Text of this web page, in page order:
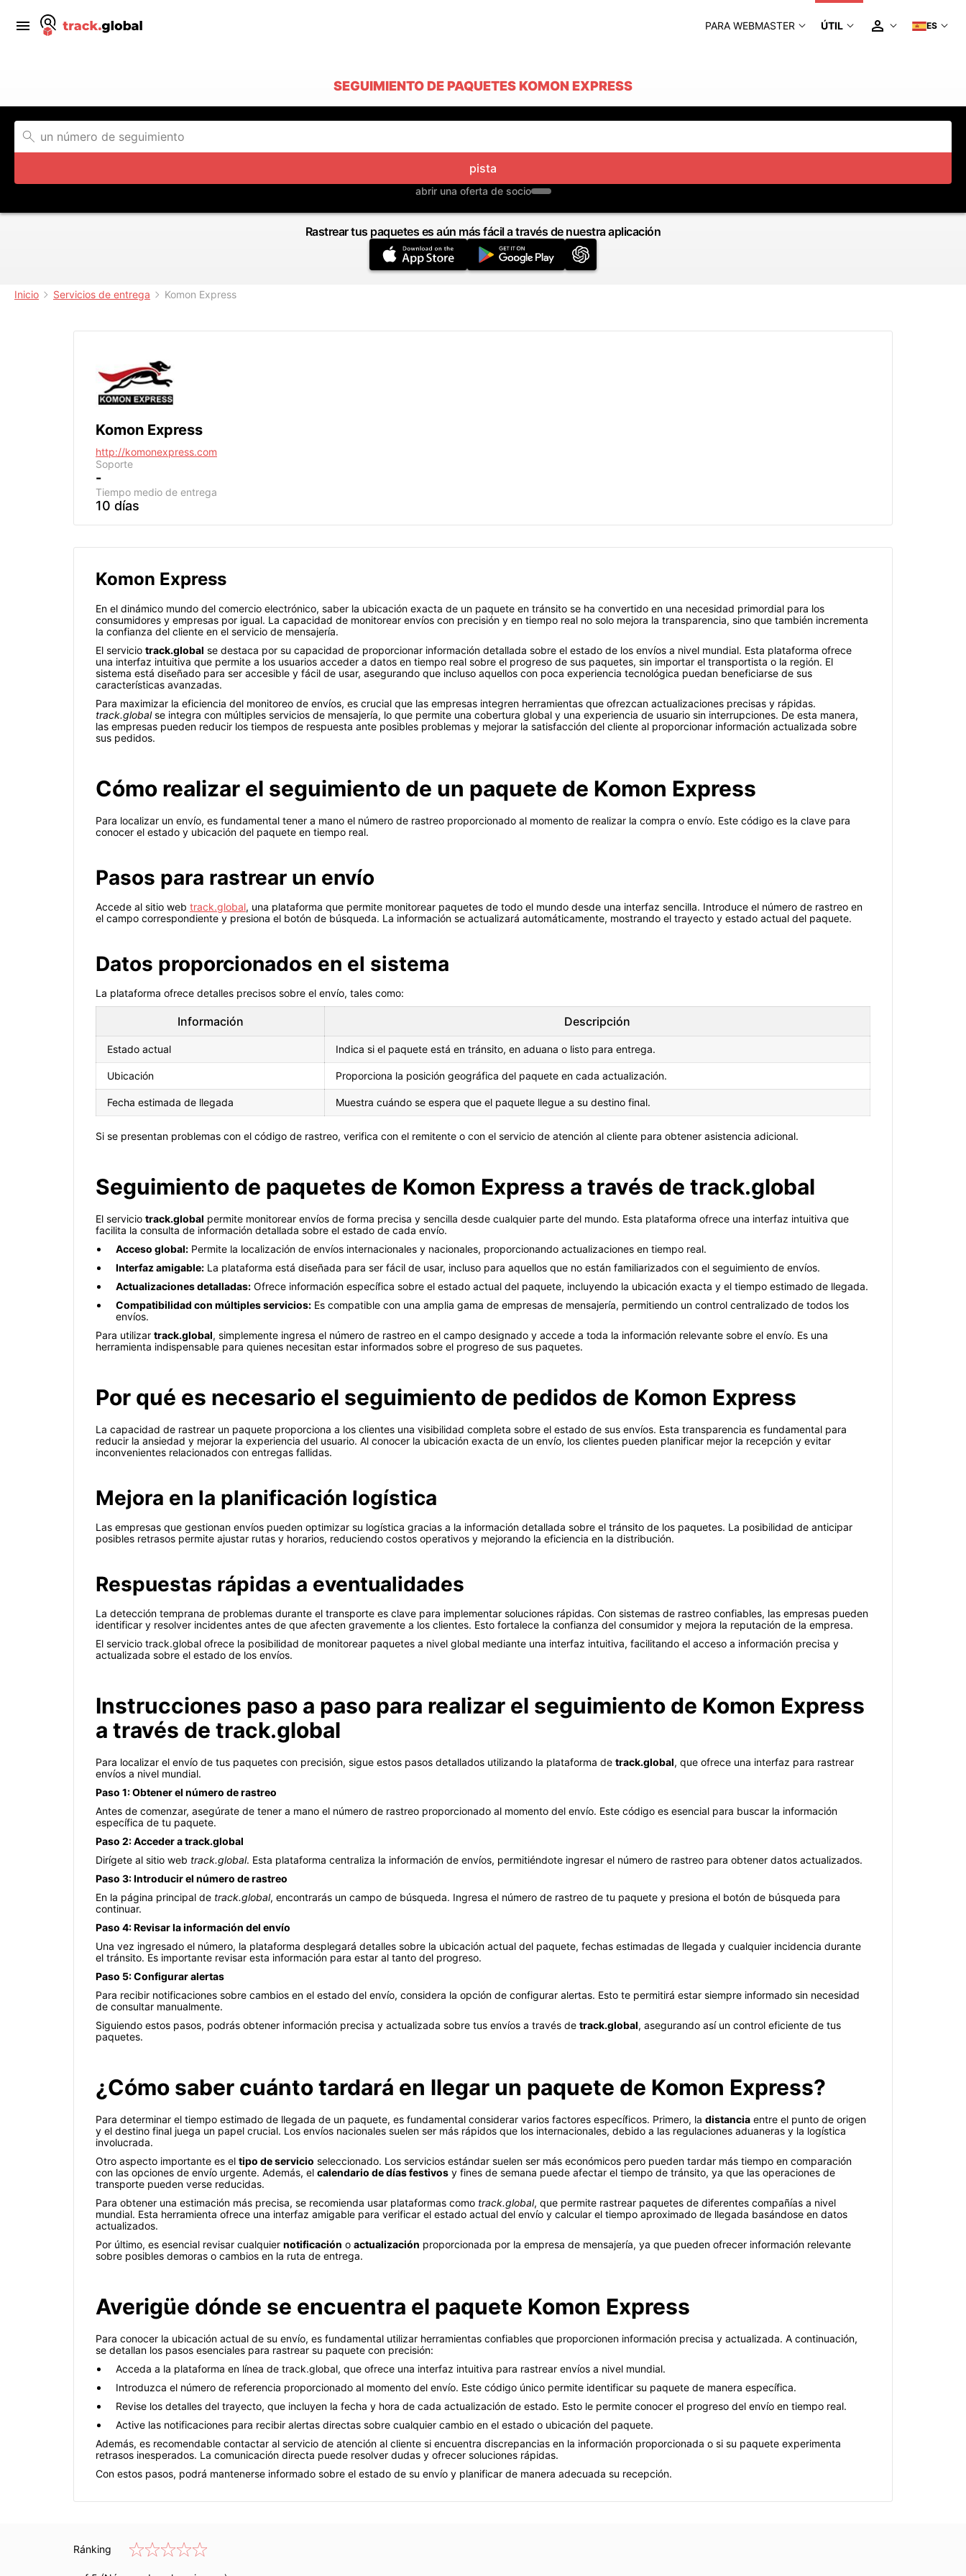
PARA WEBMASTER ÚTIL ES
SEGUIMIENTO DE PAQUETES KOMON EXPRESS
pista
abrir una oferta de socio
Rastrear tus paquetes es aún más fácil a través de nuestra aplicación
Inicio Servicios de entrega Komon Express
Komon Express
http://komonexpress.com
Soporte
-
Tiempo medio de entrega
10 días
Komon Express
En el dinámico mundo del comercio electrónico, saber la ubicación exacta de un paquete en tránsito se ha convertido en una necesidad primordial para los
consumidores y empresas por igual. La capacidad de monitorear envíos con precisión y en tiempo real no solo mejora la transparencia, sino que también incrementa
la confianza del cliente en el servicio de mensajería.
El servicio track.global se destaca por su capacidad de proporcionar información detallada sobre el estado de los envíos a nivel mundial. Esta plataforma ofrece
una interfaz intuitiva que permite a los usuarios acceder a datos en tiempo real sobre el progreso de sus paquetes, sin importar el transportista o la región. El
sistema está diseñado para ser accesible y fácil de usar, asegurando que incluso aquellos con poca experiencia tecnológica puedan beneficiarse de sus
características avanzadas.
Para maximizar la eficiencia del monitoreo de envíos, es crucial que las empresas integren herramientas que ofrezcan actualizaciones precisas y rápidas.
track.globalse integra con múltiples servicios de mensajería, lo que permite una cobertura global y una experiencia de usuario sin interrupciones. De esta manera,
las empresas pueden reducir los tiempos de respuesta ante posibles problemas y mejorar la satisfacción del cliente al proporcionar información actualizada sobre
sus pedidos.
Cómo realizar el seguimiento de un paquete de Komon Express
Para localizar un envío, es fundamental tener a mano el número de rastreo proporcionado al momento de realizar la compra o envío. Este código es la clave para
conocer el estado y ubicación del paquete en tiempo real.
Pasos para rastrear un envío
Accede al sitio web track.global, una plataforma que permite monitorear paquetes de todo el mundo desde una interfaz sencilla. Introduce el número de rastreo en
el campo correspondiente y presiona el botón de búsqueda. La información se actualizará automáticamente, mostrando el trayecto y estado actual del paquete.
Datos proporcionados en el sistema
La plataforma ofrece detalles precisos sobre el envío, tales como:
Información Descripción
Estado actual Indica si el paquete está en tránsito, en aduana o listo para entrega.
Ubicación Proporciona la posición geográfica del paquete en cada actualización.
Fecha estimada de llegada Muestra cuándo se espera que el paquete llegue a su destino final.
Si se presentan problemas con el código de rastreo, verifica con el remitente o con el servicio de atención al cliente para obtener asistencia adicional.
Seguimiento de paquetes de Komon Express a través de track.global
El servicio track.global permite monitorear envíos de forma precisa y sencilla desde cualquier parte del mundo. Esta plataforma ofrece una interfaz intuitiva que
facilita la consulta de información detallada sobre el estado de cada envío.
Acceso global: Permite la localización de envíos internacionales y nacionales, proporcionando actualizaciones en tiempo real.
Interfaz amigable: La plataforma está diseñada para ser fácil de usar, incluso para aquellos que no están familiarizados con el seguimiento de envíos.
Actualizaciones detalladas: Ofrece información específica sobre el estado actual del paquete, incluyendo la ubicación exacta y el tiempo estimado de llegada.
Compatibilidad con múltiples servicios: Es compatible con una amplia gama de empresas de mensajería, permitiendo un control centralizado de todos los
envíos.
Para utilizar track.global, simplemente ingresa el número de rastreo en el campo designado y accede a toda la información relevante sobre el envío. Es una
herramienta indispensable para quienes necesitan estar informados sobre el progreso de sus paquetes.
Por qué es necesario el seguimiento de pedidos de Komon Express
La capacidad de rastrear un paquete proporciona a los clientes una visibilidad completa sobre el estado de sus envíos. Esta transparencia es fundamental para
reducir la ansiedad y mejorar la experiencia del usuario. Al conocer la ubicación exacta de un envío, los clientes pueden planificar mejor la recepción y evitar
inconvenientes relacionados con entregas fallidas.
Mejora en la planificación logística
Las empresas que gestionan envíos pueden optimizar su logística gracias a la información detallada sobre el tránsito de los paquetes. La posibilidad de anticipar
posibles retrasos permite ajustar rutas y horarios, reduciendo costos operativos y mejorando la eficiencia en la distribución.
Respuestas rápidas a eventualidades
La detección temprana de problemas durante el transporte es clave para implementar soluciones rápidas. Con sistemas de rastreo confiables, las empresas pueden
identificar y resolver incidentes antes de que afecten gravemente a los clientes. Esto fortalece la confianza del consumidor y mejora la reputación de la empresa.
El servicio track.global ofrece la posibilidad de monitorear paquetes a nivel global mediante una interfaz intuitiva, facilitando el acceso a información precisa y
actualizada sobre el estado de los envíos.
Instrucciones paso a paso para realizar el seguimiento de Komon Express
a través de track.global
Para localizar el envío de tus paquetes con precisión, sigue estos pasos detallados utilizando la plataforma de track.global, que ofrece una interfaz para rastrear
envíos a nivel mundial.
Paso 1: Obtener el número de rastreo
Antes de comenzar, asegúrate de tener a mano el número de rastreo proporcionado al momento del envío. Este código es esencial para buscar la información
específica de tu paquete.
Paso 2: Acceder a track.global
Dirígete al sitio web track.global. Esta plataforma centraliza la información de envíos, permitiéndote ingresar el número de rastreo para obtener datos actualizados.
Paso 3: Introducir el número de rastreo
En la página principal de track.global, encontrarás un campo de búsqueda. Ingresa el número de rastreo de tu paquete y presiona el botón de búsqueda para
continuar.
Paso 4: Revisar la información del envío
Una vez ingresado el número, la plataforma desplegará detalles sobre la ubicación actual del paquete, fechas estimadas de llegada y cualquier incidencia durante
el tránsito. Es importante revisar esta información para estar al tanto del progreso.
Paso 5: Configurar alertas
Para recibir notificaciones sobre cambios en el estado del envío, considera la opción de configurar alertas. Esto te permitirá estar siempre informado sin necesidad
de consultar manualmente.
Siguiendo estos pasos, podrás obtener información precisa y actualizada sobre tus envíos a través de track.global, asegurando así un control eficiente de tus
paquetes.
¿Cómo saber cuánto tardará en llegar un paquete de Komon Express?
Para determinar el tiempo estimado de llegada de un paquete, es fundamental considerar varios factores específicos. Primero, la distancia entre el punto de origen
y el destino final juega un papel crucial. Los envíos nacionales suelen ser más rápidos que los internacionales, debido a las regulaciones aduaneras y la logística
involucrada.
Otro aspecto importante es el tipo de servicio seleccionado. Los servicios estándar suelen ser más económicos pero pueden tardar más tiempo en comparación
con las opciones de envío urgente. Además, el calendario de días festivos y fines de semana puede afectar el tiempo de tránsito, ya que las operaciones de
transporte pueden verse reducidas.
Para obtener una estimación más precisa, se recomienda usar plataformas como track.global, que permite rastrear paquetes de diferentes compañías a nivel
mundial. Esta herramienta ofrece una interfaz amigable para verificar el estado actual del envío y calcular el tiempo aproximado de llegada basándose en datos
actualizados.
Por último, es esencial revisar cualquier notificación o actualización proporcionada por la empresa de mensajería, ya que pueden ofrecer información relevante
sobre posibles demoras o cambios en la ruta de entrega.
Averigüe dónde se encuentra el paquete Komon Express
Para conocer la ubicación actual de su envío, es fundamental utilizar herramientas confiables que proporcionen información precisa y actualizada. A continuación,
se detallan los pasos esenciales para rastrear su paquete con precisión:
Acceda a la plataforma en línea de track.global, que ofrece una interfaz intuitiva para rastrear envíos a nivel mundial.
Introduzca el número de referencia proporcionado al momento del envío. Este código único permite identificar su paquete de manera específica.
Revise los detalles del trayecto, que incluyen la fecha y hora de cada actualización de estado. Esto le permite conocer el progreso del envío en tiempo real.
Active las notificaciones para recibir alertas directas sobre cualquier cambio en el estado o ubicación del paquete.
Además, es recomendable contactar al servicio de atención al cliente si encuentra discrepancias en la información proporcionada o si su paquete experimenta
retrasos inesperados. La comunicación directa puede resolver dudas y ofrecer soluciones rápidas.
Con estos pasos, podrá mantenerse informado sobre el estado de su envío y planificar de manera adecuada su recepción.
Ránking